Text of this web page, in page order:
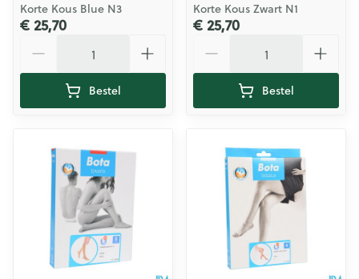
Korte Kous Blue N3
€ 25,70
Bestel
Korte Kous Zwart N1
€ 25,70
Bestel